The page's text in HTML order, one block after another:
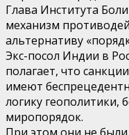
Глава Института
механизм
альтернативу
Экс-посол Индии в
полагает, что
имеют
логику геополитики,
миропорядок.